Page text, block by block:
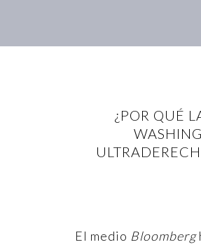
¿POR QUÉ
El medio Bloomberg